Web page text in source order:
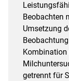
Beobachten
Umsetzung
Kombination
getrennt für